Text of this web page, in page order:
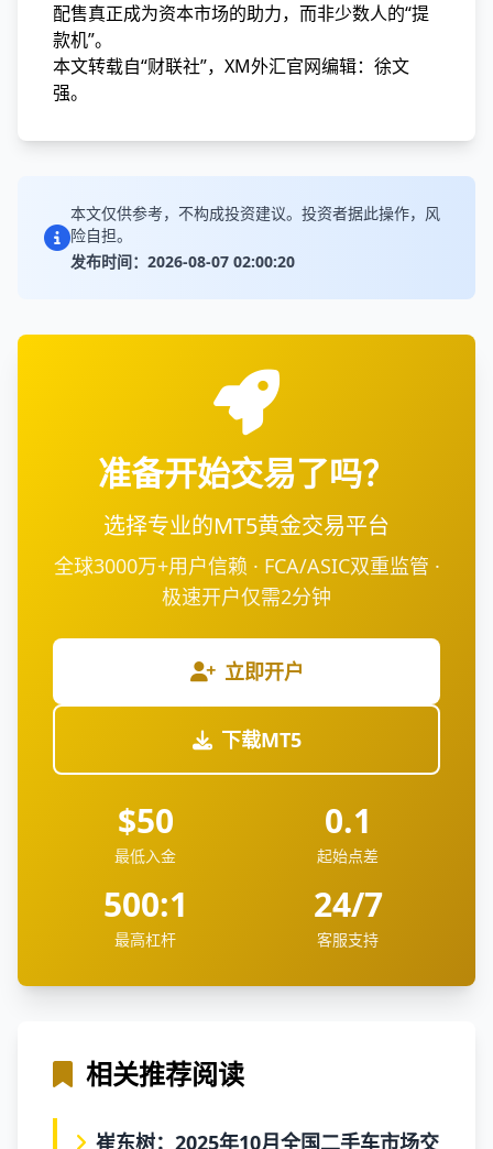
配售真正成为资本市场的助力，而非少数人的“提
款机”。
本文转载自“财联社”，XM外汇官网编辑：徐文
强。
本文仅供参考，不构成投资建议。投资者据此操作，风
险自担。
发布时间：2026-08-07 02:00:20
准备开始交易了吗？
选择专业的MT5黄金交易平台
全球3000万+用户信赖 · FCA/ASIC双重监管 ·
极速开户仅需2分钟
立即开户
下载MT5
$50
最低入金
0.1
起始点差
500:1
最高杠杆
24/7
客服支持
相关推荐阅读
崔东树：2025年10月全国二手车市场交